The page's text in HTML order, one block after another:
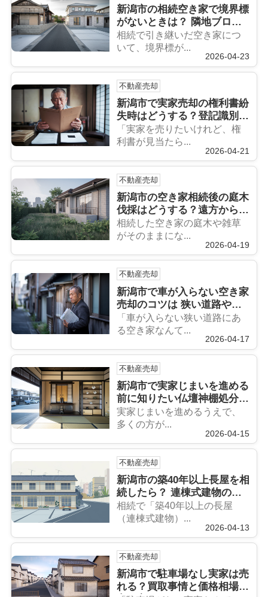
新潟市の相続空き家で境界標
がないときは？ 隣地ブロッ
ク塀の越境確認と対処法を解
説
相続で引き継いだ空き家につ
いて、境界標が...
2026-04-23
不動産売却
新潟市で実家売却の権利書紛
失時はどうする？登記識別情
報の確認と手続きの流れを解
説
「実家を売りたいけれど、権
利書が見当たら...
2026-04-21
不動産売却
新潟市の空き家相続後の庭木
伐採はどうする？遠方から草
刈り業者の探し方を解説
相続した空き家の庭木や雑草
がそのままにな...
2026-04-19
不動産売却
新潟市で車が入らない空き家
売却のコツは 狭い道路や未
接道の条件整理と売却の進め
方
「車が入らない狭い道路にあ
る空き家なんて...
2026-04-17
不動産売却
新潟市で実家じまいを進める
前に知りたい仏壇神棚処分の
流れとは？ 閉眼供養の手配
方法と魂抜き後の整理ポイン
実家じまいを進めるうえで、
多くの方が...
2026-04-15
不動産売却
新潟市の築40年以上長屋を相
続したら？ 連棟式建物の相
続後の売却方法を解説
相続で「築40年以上の長屋
（連棟式建物）...
2026-04-13
不動産売却
新潟市で駐車場なし実家は売
れる？買取事情と価格相場の